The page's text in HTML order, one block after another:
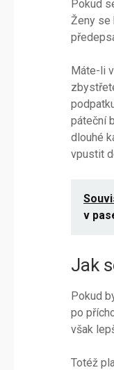
Pokud
Ženy se
Máte-li
páteční
dlouhé
vpustit
v
Jak
Pokud
po
však
Totéž